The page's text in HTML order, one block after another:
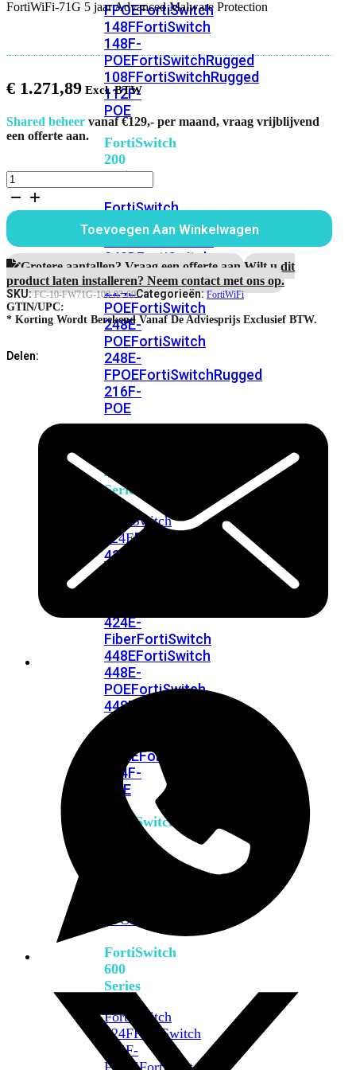
FPOEFortiSwitch
148FFortiSwitch
148F-
POEFortiSwitchRugged
108FFortiSwitchRugged
112F-
POE
FortiSwitch
200
Series
FortiSwitch
224D-
FPOE
248DFortiSwitch
224E
Fortiswitch
224E-
POEFortiSwitch
248E-
POEFortiSwitch
248E-
FPOEFortiSwitchRugged
216F-
POE
400
Series
FortiSwitch
424EFortiSwitch
424E-
424E-
FiberFortiSwitch
448EFortiSwitch
448E-
POEFortiSwitch
448E-
FPOE
FPOEFortiSwitchRugged
424F-
POE
FortiSwitch
FPOE
FortiSwitch
600
Series
FortiSwitch
624FFortiSwitch
624F-
FPOEFortiSwitch
FortiWiFi-71G 5 jaar Advanced Malware Protection
€ 1.271,89
Shared beheer vanaf €129,- per maand, vraag vrijblijvend
een offerte aan.
FortiWiFi-
71G
jaar
Advanced
Malware
Protection
aantal
Toevoegen Aan Winkelwagen
Grotere aantallen? Vraag een offerte aan.Wilt u dit
product laten installeren? Neem contact met ons op.
SKU:FC-10-FW71G-100-02-60Categorieën:FortiWiFi
GTIN/UPC:
* Korting Wordt Berekend Vanaf De Adviesprijs Exclusief BTW.
Delen: